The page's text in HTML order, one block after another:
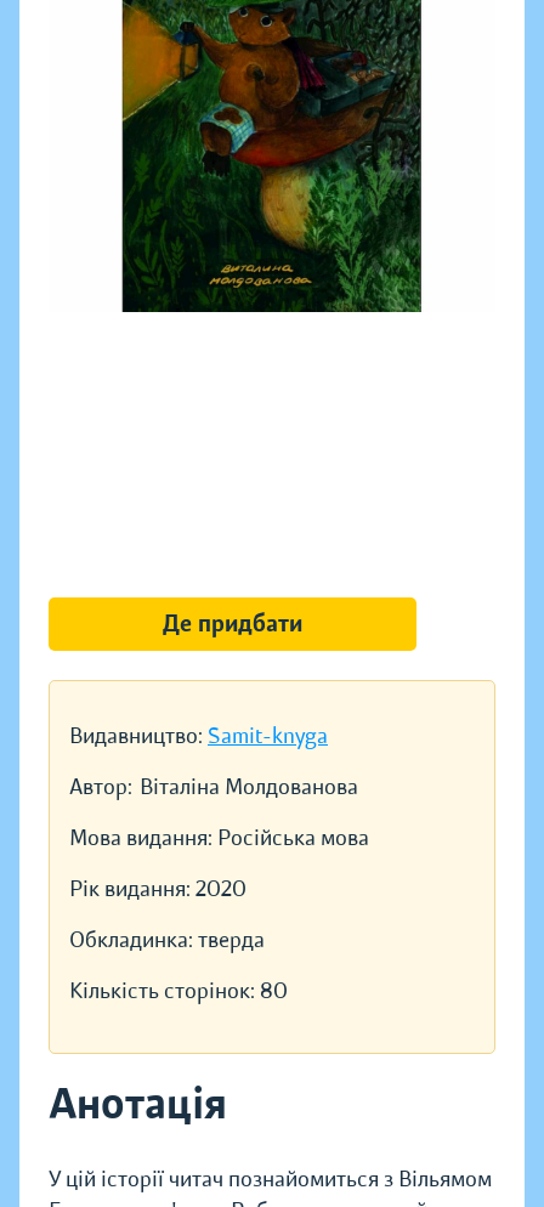
Видавництво: Samit-knyga
Автор: Віталіна Молдованова
Мова видання: Російська мова
Рік видання: 2020
Обкладинка: тверда
Кількість сторінок: 80
Анотація
У цій історії читач познайомиться з Вільямом
Де придбати